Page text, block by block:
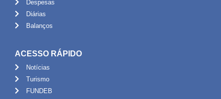
Despesas
Diárias
Balanços
ACESSO RÁPIDO
Notícias
Turismo
FUNDEB